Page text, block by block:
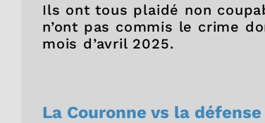
Ils ont tous plaidé non
n’ont pas commis le crime
mois d’avril 2025.
La Couronne vs la défense